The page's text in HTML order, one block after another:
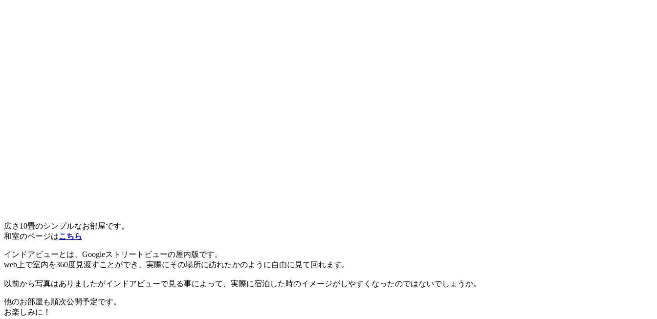
広さ10畳のシンプルなお部屋です。
和室のページはこちら
インドアビューとは、Googleストリートビューの屋内版です。
web上で室内を360度見渡すことができ、実際にその場所に訪れたかのように自由に見て回れます。
以前から写真はありましたがインドアビューで見る事によって、実際に宿泊した時のイメージがしやすくなったのではないでしょうか。
他のお部屋も順次公開予定です。
お楽しみに！